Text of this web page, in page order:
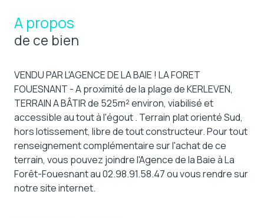
A propos
de ce bien
VENDU PAR L'AGENCE DE LA BAIE ! LA FORET
FOUESNANT - A proximité de la plage de KERLEVEN,
TERRAIN A BÂTIR de 525m² environ, viabilisé et
accessible au tout à l'égout . Terrain plat orienté Sud,
hors lotissement, libre de tout constructeur. Pour tout
renseignement complémentaire sur l'achat de ce
terrain, vous pouvez joindre l'Agence de la Baie à La
Forêt-Fouesnant au 02.98.91.58.47 ou vous rendre sur
notre site internet.